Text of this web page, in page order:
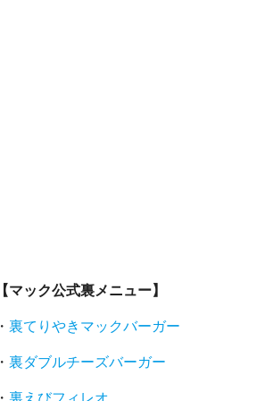
【マック公式裏メニュー】
・ 裏てりやきマックバーガー
・ 裏ダブルチーズバーガー